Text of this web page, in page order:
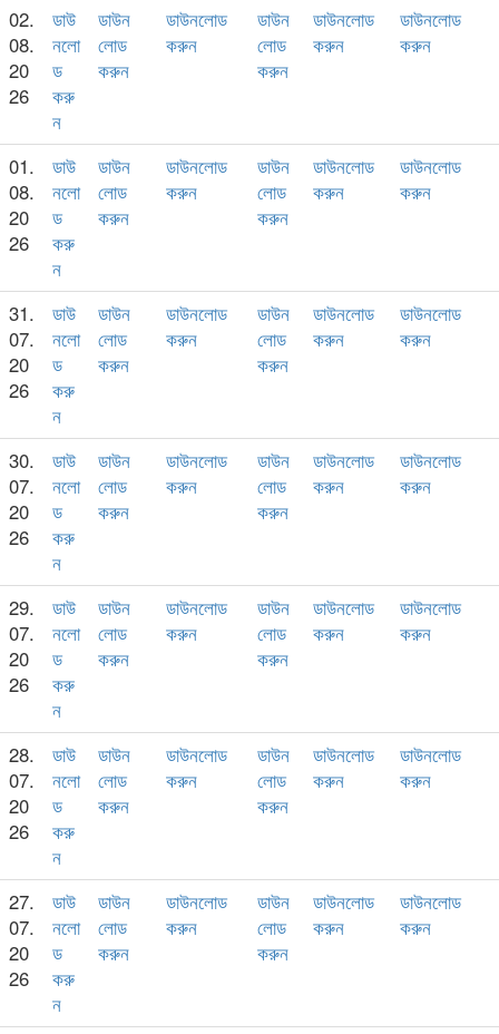
02.
08.
20
26
ডাউ
নলো
ড
করু
ন
ডাউন
লোড
করুন
ডাউনলোড
করুন
ডাউন
লোড
করুন
ডাউনলোড
করুন
ডাউনলোড
করুন
01.
08.
20
26
ডাউ
নলো
ড
করু
ন
ডাউন
লোড
করুন
ডাউনলোড
করুন
ডাউন
লোড
করুন
ডাউনলোড
করুন
ডাউনলোড
করুন
31.
07.
20
26
ডাউ
নলো
ড
করু
ন
ডাউন
লোড
করুন
ডাউনলোড
করুন
ডাউন
লোড
করুন
ডাউনলোড
করুন
ডাউনলোড
করুন
30.
07.
20
26
ডাউ
নলো
ড
করু
ন
ডাউন
লোড
করুন
ডাউনলোড
করুন
ডাউন
লোড
করুন
ডাউনলোড
করুন
ডাউনলোড
করুন
29.
07.
20
26
ডাউ
নলো
ড
করু
ন
ডাউন
লোড
করুন
ডাউনলোড
করুন
ডাউন
লোড
করুন
ডাউনলোড
করুন
ডাউনলোড
করুন
28.
07.
20
26
ডাউ
নলো
ড
করু
ন
ডাউন
লোড
করুন
ডাউনলোড
করুন
ডাউন
লোড
করুন
ডাউনলোড
করুন
ডাউনলোড
করুন
27.
07.
20
26
ডাউ
নলো
ড
করু
ন
ডাউন
লোড
করুন
ডাউনলোড
করুন
ডাউন
লোড
করুন
ডাউনলোড
করুন
ডাউনলোড
করুন